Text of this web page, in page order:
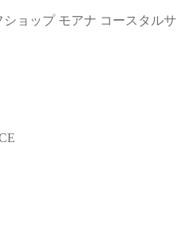
ョップ モアナ コースタルサ